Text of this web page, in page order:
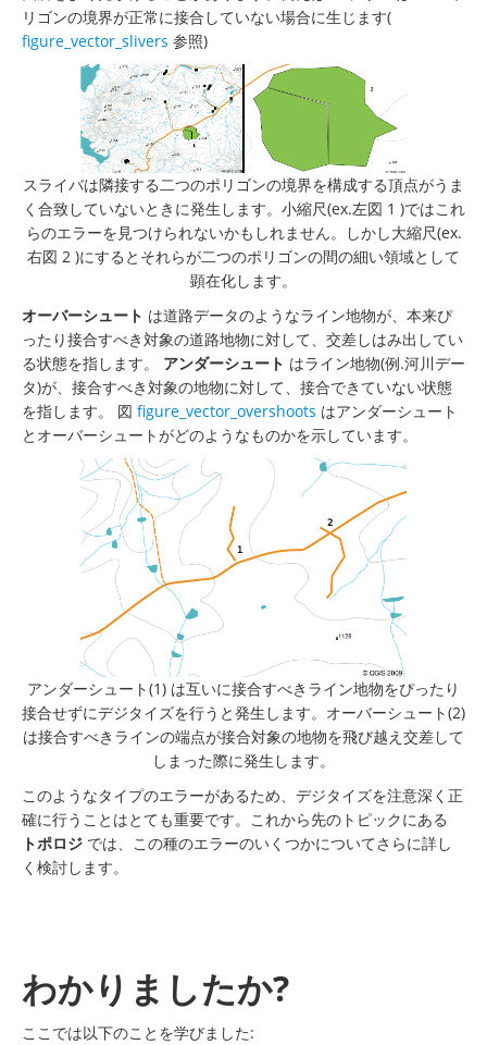
リゴンの境界が正常に接合していない場合に生じます(
figure_vector_slivers 参照)
スライバは隣接する二つのポリゴンの境界を構成する頂点がうま
く合致していないときに発生します。小縮尺(ex.左図 1 )ではこれ
らのエラーを見つけられないかもしれません。しかし大縮尺(ex.
右図 2 )にするとそれらが二つのポリゴンの間の細い領域として
顕在化します。
オーバーシュート は道路データのようなライン地物が、本来ぴ
ったり接合すべき対象の道路地物に対して、交差しはみ出してい
る状態を指します。 アンダーシュート はライン地物(例.河川デー
タ)が、接合すべき対象の地物に対して、接合できていない状態
を指します。 図 figure_vector_overshoots はアンダーシュート
とオーバーシュートがどのようなものかを示しています。
アンダーシュート(1) は互いに接合すべきライン地物をぴったり
接合せずにデジタイズを行うと発生します。オーバーシュート(2)
は接合すべきラインの端点が接合対象の地物を飛び越え交差して
しまった際に発生します。
このようなタイプのエラーがあるため、デジタイズを注意深く正
確に行うことはとても重要です。これから先のトピックにある
トポロジ では、この種のエラーのいくつかについてさらに詳し
く検討します。
わかりましたか?
ここでは以下のことを学びました: